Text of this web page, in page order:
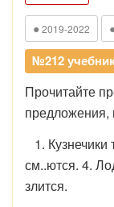
● 2019-2022 ●
№212
Прочитайте
предложения,
1.
см..ются. 4.
злится.